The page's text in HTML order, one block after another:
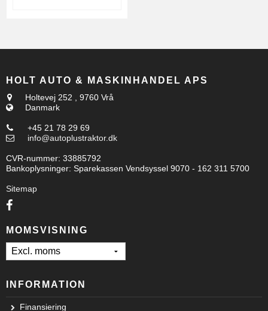
HOLT AUTO & MASKINHANDEL APS
Holtevej 252
9760 Vrå
Danmark
+45 21 78 29 69
info@autoplustraktor.dk
CVR-nummer: 33885792
Bankoplysninger: Sparekassen Vendsyssel 9070 - 162 311 5700
Sitemap
MOMSVISNING
INFORMATION
Finansiering